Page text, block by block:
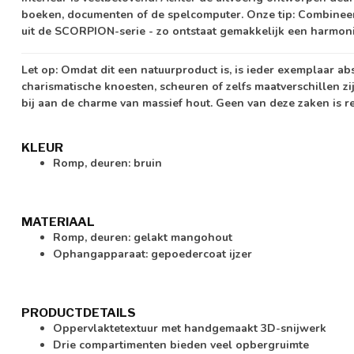
boeken, documenten of de spelcomputer. Onze tip:
uit de SCORPION-serie - zo ontstaat gemakkelijk een
Let op: Omdat dit een natuurproduct is, is ieder exemplaar
charismatische knoesten, scheuren of zelfs maatverschillen
bij aan de charme van massief hout. Geen van deze zaken is
KLEUR
Romp, deuren: bruin
MATERIAAL
Romp, deuren: gelakt mangohout
Ophangapparaat: gepoedercoat ijzer
PRODUCTDETAILS
Oppervlaktetextuur met handgemaakt 3D-snijwerk
Drie compartimenten bieden veel opbergruimte